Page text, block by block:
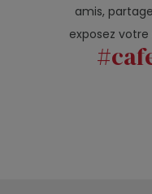
amis,
exposez